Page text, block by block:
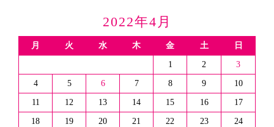
2022年4月
月 火 水 木 金 土 日
1 2 3
4 5 6 7 8 9 10
11 12 13 14 15 16 17
18 19 20 21 22 23 24